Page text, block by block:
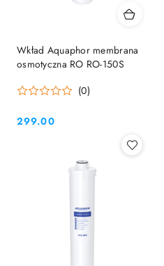
Wkład Aquaphor membrana
osmotyczna RO RO-150S
(0)
Cena:
299.00